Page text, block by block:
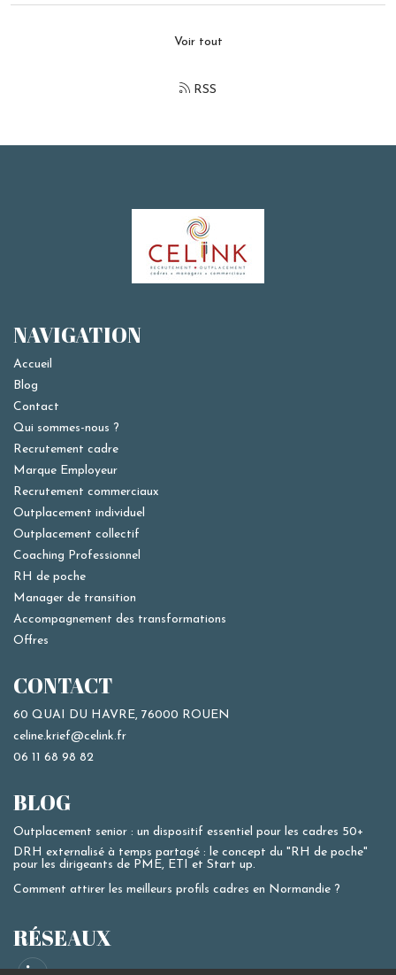
Voir tout
RSS
NAVIGATION
Accueil
Blog
Contact
Qui sommes-nous ?
Recrutement cadre
Marque Employeur
Recrutement commerciaux
Outplacement individuel
Outplacement collectif
Coaching Professionnel
RH de poche
Manager de transition
Accompagnement des transformations
Offres
CONTACT
60 QUAI DU HAVRE, 76000 ROUEN
celine.krief@celink.fr
06 11 68 98 82
BLOG
Outplacement senior : un dispositif essentiel pour les cadres 50+
DRH externalisé à temps partagé : le concept du "RH de poche"
pour les dirigeants de PME, ETI et Start up.
Comment attirer les meilleurs profils cadres en Normandie ?
RÉSEAUX